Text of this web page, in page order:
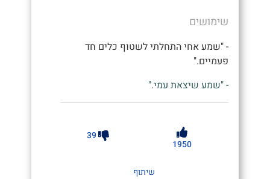
שימושים
- "שמע אחי התחלתי לשטוף כלים חד
פעמיים."
- "שמע שיצאת עמי."
1950
39
שיתוף